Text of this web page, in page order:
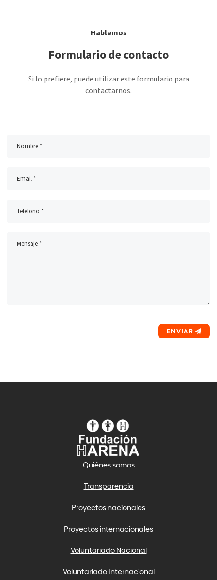
Hablemos
Formulario de contacto
Si lo prefiere, puede utilizar este formulario para
contactarnos.
ENVIAR
Quiénes somos
Transparencia
Proyectos nacionales
Proyectos internacionales
Voluntariado Nacional
Voluntariado Internacional